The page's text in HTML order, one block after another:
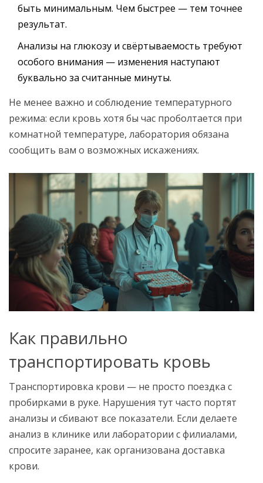
быть минимальным. Чем быстрее — тем точнее
результат.
Анализы на глюкозу и свёртываемость требуют
особого внимания — изменения наступают
буквально за считанные минуты.
Не менее важно и соблюдение температурного
режима: если кровь хотя бы час проболтается при
комнатной температуре, лаборатория обязана
сообщить вам о возможных искажениях.
Как правильно
транспортировать кровь
Транспортировка крови — не просто поездка с
пробирками в руке. Нарушения тут часто портят
анализы и сбивают все показатели. Если делаете
анализ в клинике или лаборатории с филиалами,
спросите заранее, как организована доставка
крови.